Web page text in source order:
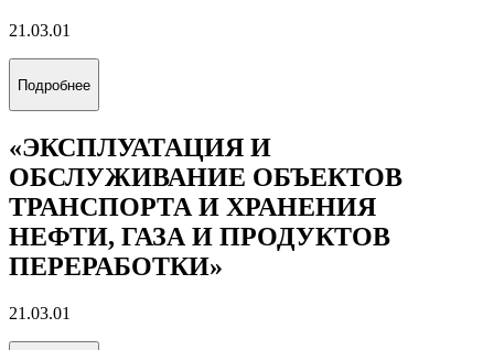
21.03.01
Подробнее
«ЭКСПЛУАТАЦИЯ И
ОБСЛУЖИВАНИЕ ОБЪЕКТОВ
ТРАНСПОРТА И ХРАНЕНИЯ
НЕФТИ, ГАЗА И ПРОДУКТОВ
ПЕРЕРАБОТКИ»
21.03.01